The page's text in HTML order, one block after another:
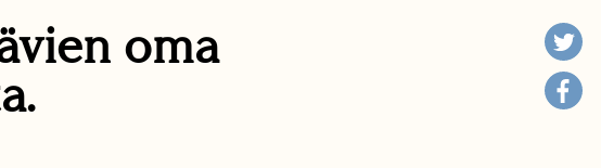
oma